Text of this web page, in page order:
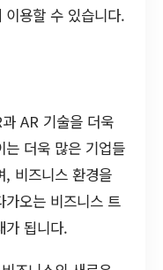
용할 수 있습니다.
AR 기술을 더욱
는 더욱 많은 기업들
, 비즈니스 환경을
가오는 비즈니스 트
가 됩니다.